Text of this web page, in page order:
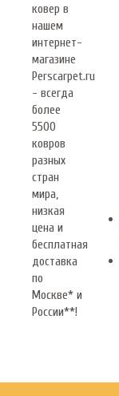
ковер в
нашем
интернет-
магазине
Perscarpet.ru
- всегда
более
5500
ковров
разных
стран
мира,
низкая
цена и
бесплатная
доставка
по
Москве* и
России**!